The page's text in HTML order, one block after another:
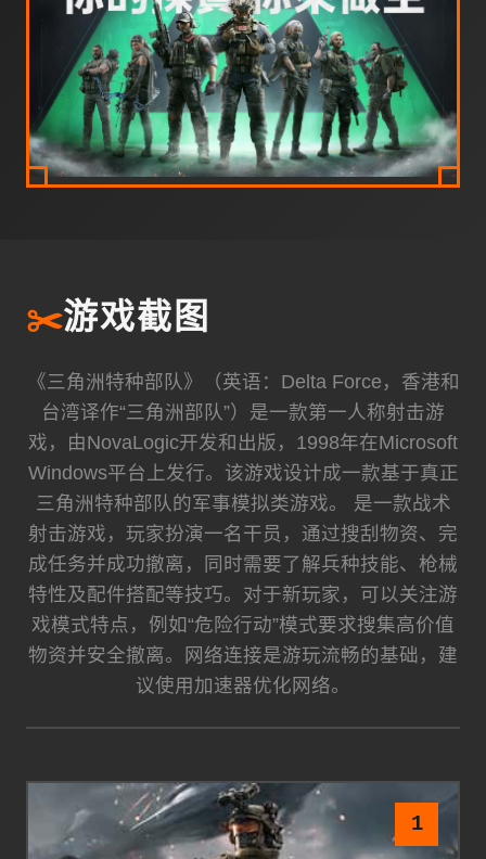
✂️游戏截图
《三角洲特种部队》（英语：Delta Force，香港和
台湾译作“三角洲部队”）是一款第一人称射击游
戏，由NovaLogic开发和出版，1998年在Microsoft
Windows平台上发行。该游戏设计成一款基于真正
三角洲特种部队的军事模拟类游戏。 是一款战术
射击游戏，玩家扮演一名干员，通过搜刮物资、完
成任务并成功撤离，同时需要了解兵种技能、枪械
特性及配件搭配等技巧。对于新玩家，可以关注游
戏模式特点，例如“危险行动”模式要求搜集高价值
物资并安全撤离。网络连接是游玩流畅的基础，建
议使用加速器优化网络。
1